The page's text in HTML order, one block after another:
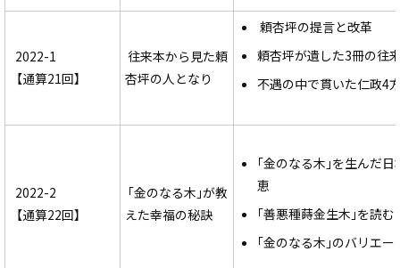
2022-1
【通算21回】
往来本から見た頼
杏坪の人となり
頼杏坪の提言と改革
頼杏坪が遺した3冊の往
不遇の中で貫いた仁政4
2022-2
【通算22回】
｢金のなる木｣が教
えた幸福の秘訣
｢金のなる木｣を生んだ日
恵
｢善悪種蒔金生木｣を読む
｢金のなる木｣のバリエー